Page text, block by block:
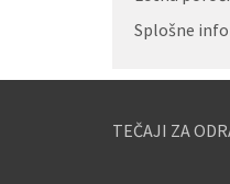
Splošne
TEČAJI ZA